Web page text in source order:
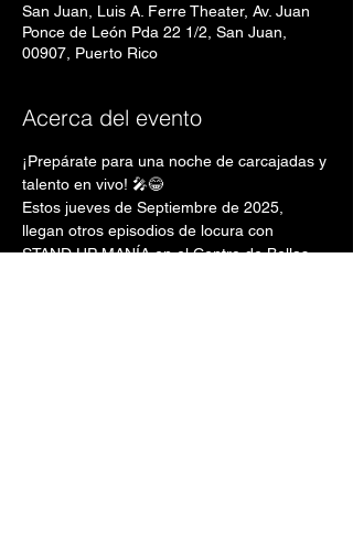
San Juan, Luis A. Ferre Theater, Av. Juan
Ponce de León Pda 22 1/2, San Juan,
00907, Puerto Rico
Acerca del evento
¡Prepárate para una noche de carcajadas y
talento en vivo! 🎤😂
Estos jueves de Septiembre de 2025,
llegan otros episodios de locura con
STAND UP MANÍA en el Centro de Bellas